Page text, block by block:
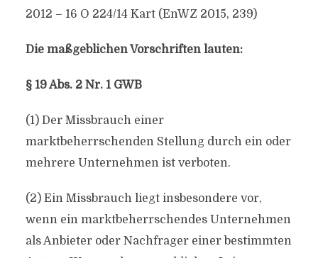
2012 – 16 O 224/14 Kart (EnWZ 2015, 239)
Die maßgeblichen Vorschriften lauten:
§ 19 Abs. 2 Nr. 1 GWB
(1) Der Missbrauch einer
marktbeherrschenden Stellung durch ein oder
mehrere Unternehmen ist verboten.
(2) Ein Missbrauch liegt insbesondere vor,
wenn ein marktbeherrschendes Unternehmen
als Anbieter oder Nachfrager einer bestimmten